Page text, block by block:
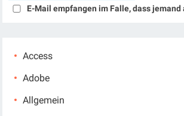
E-Mail empfangen im Falle, dass
Access
Adobe
Allgemein